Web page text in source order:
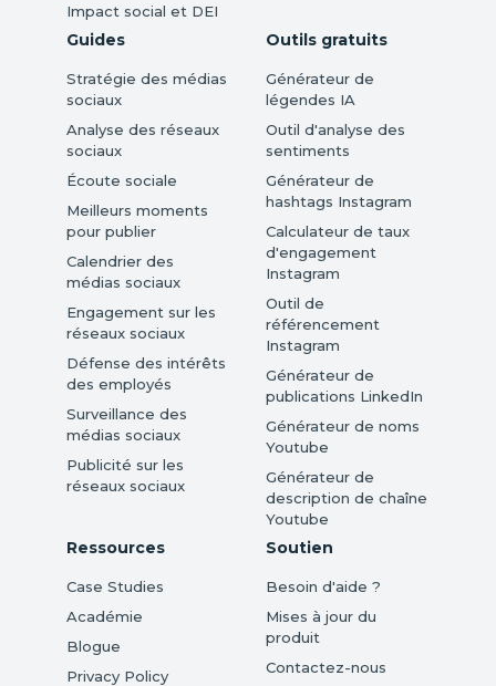
Impact social et DEI
Guides
Stratégie des médias
sociaux
Analyse des réseaux
sociaux
Écoute sociale
Meilleurs moments
pour publier
Calendrier des
médias sociaux
Engagement sur les
réseaux sociaux
Défense des intérêts
des employés
Surveillance des
médias sociaux
Publicité sur les
réseaux sociaux
Outils gratuits
Générateur de
légendes IA
Outil d'analyse des
sentiments
Générateur de
hashtags Instagram
Calculateur de taux
d'engagement
Instagram
Outil de
référencement
Instagram
Générateur de
publications LinkedIn
Générateur de noms
Youtube
Générateur de
description de chaîne
Youtube
Ressources
Case Studies
Académie
Blogue
Privacy Policy
Soutien
Besoin d'aide ?
Mises à jour du
produit
Contactez-nous